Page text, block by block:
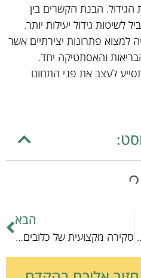
הבנת הקשרים בין
לשיטות גידול יעילות יותר.
למצוא פתרונות יצירתיים אשר
והאסתטיקה יחד.
לעצב את פני התחום
מהיר מול סטנדרטי
הבא
סקירה מקצועית של כלובים ייחודיים לחיות כיס: מבט על המתקדמים בשוק